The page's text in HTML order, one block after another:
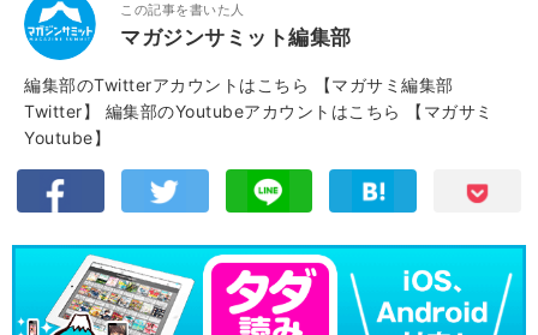
この記事を書いた人
マガジンサミット編集部
編集部のTwitterアカウントはこちら
【マガサミ編集部
Twitter】
編集部のYoutubeアカウントはこちら
【マガサミ
Youtube】